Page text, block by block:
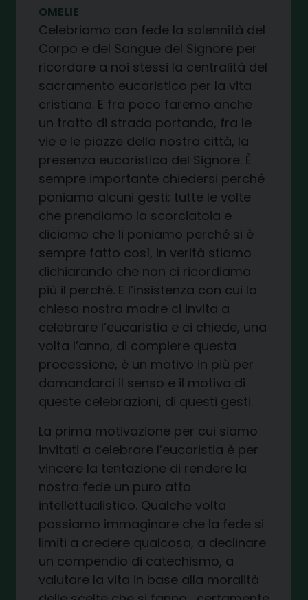
OMELIE
Celebriamo con fede la solennità del
Corpo e del Sangue del Signore per
ricordare a noi stessi la centralità del
sacramento eucaristico per la vita
cristiana. E fra poco faremo anche
un tratto di strada portando, fra le
vie e le piazze della nostra città, la
presenza eucaristica del Signore. È
sempre importante chiedersi perché
poniamo alcuni gesti: tutte le volte
che prendiamo la scorciatoia e
diciamo che li poniamo perché si è
sempre fatto così, in verità stiamo
dichiarando che non ci ricordiamo
più il perché. E l’insistenza con cui la
chiesa nostra madre ci invita a
celebrare l’eucaristia e ci chiede, una
volta l’anno, di compiere questa
processione, è un motivo in più per
domandarci il senso e il motivo di
queste celebrazioni, di questi gesti.
La prima motivazione per cui siamo
invitati a celebrare l’eucaristia è per
vincere la tentazione di rendere la
nostra fede un puro atto
intellettualistico. Qualche volta
possiamo immaginare che la fede si
limiti a credere qualcosa, a declinare
un compendio di catechismo, a
valutare la vita in base alla moralità